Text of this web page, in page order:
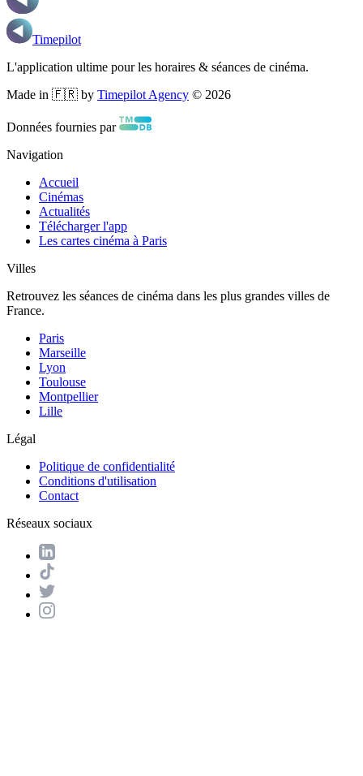
Timepilot
L'application ultime pour les horaires & séances de cinéma.
Made in 🇫🇷 by Timepilot Agency © 2026
Données fournies par
Navigation
Accueil
Cinémas
Actualités
Télécharger l'app
Les cartes cinéma à Paris
Villes
Retrouvez les séances de cinéma dans les plus grandes villes de
France.
Paris
Marseille
Lyon
Toulouse
Montpellier
Lille
Légal
Politique de confidentialité
Conditions d'utilisation
Contact
Réseaux sociaux